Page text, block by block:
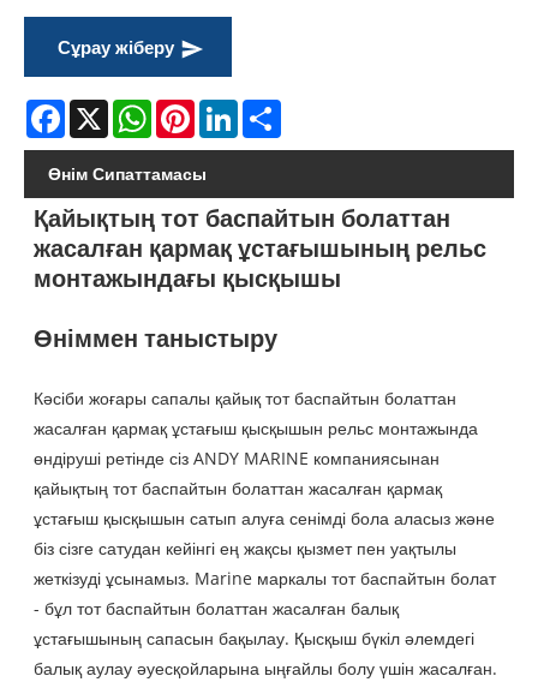
Сұрау жіберу
Facebook
X WhatsAppPinterestLinkedIn
Өнім Сипаттамасы
Қайықтың тот баспайтын болаттан
жасалған қармақ ұстағышының рельс
монтажындағы қысқышы
Өніммен таныстыру
Кәсіби жоғары сапалы қайық тот баспайтын болаттан
жасалған қармақ ұстағыш қысқышын рельс монтажында
өндіруші ретінде сіз ANDY MARINE компаниясынан
қайықтың тот баспайтын болаттан жасалған қармақ
ұстағыш қысқышын сатып алуға сенімді бола аласыз және
біз сізге сатудан кейінгі ең жақсы қызмет пен уақтылы
жеткізуді ұсынамыз. Marine маркалы тот баспайтын болат
- бұл тот баспайтын болаттан жасалған балық
ұстағышының сапасын бақылау. Қысқыш бүкіл әлемдегі
балық аулау әуесқойларына ыңғайлы болу үшін жасалған.